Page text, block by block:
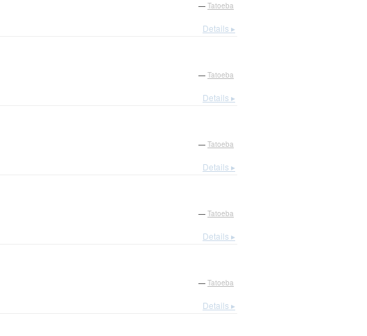
— Tatoeba
Details ▸
— Tatoeba
Details ▸
— Tatoeba
Details ▸
— Tatoeba
Details ▸
— Tatoeba
Details ▸